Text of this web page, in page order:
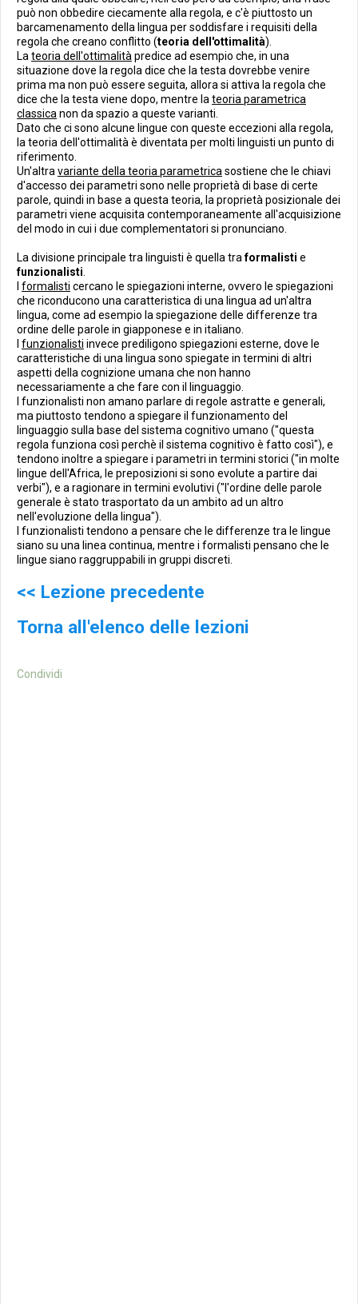
può non obbedire ciecamente alla regola, e c'è piuttosto un
barcamenamento della lingua per soddisfare i requisiti della
regola che creano conflitto (teoria dell'ottimalità).
La teoria dell'ottimalità predice ad esempio che, in una
situazione dove la regola dice che la testa dovrebbe venire
prima ma non può essere seguita, allora si attiva la regola che
dice che la testa viene dopo, mentre la teoria parametrica
classica non da spazio a queste varianti.
Dato che ci sono alcune lingue con queste eccezioni alla regola,
la teoria dell'ottimalità è diventata per molti linguisti un punto di
riferimento.
Un'altra variante della teoria parametrica sostiene che le chiavi
d'accesso dei parametri sono nelle proprietà di base di certe
parole, quindi in base a questa teoria, la proprietà posizionale dei
parametri viene acquisita contemporaneamente all'acquisizione
del modo in cui i due complementatori si pronunciano.
La divisione principale tra linguisti è quella traformalisti e
funzionalisti
formalisti cercano le spiegazioni interne, ovvero le spiegazioni
che riconducono una caratteristica di una lingua ad un'altra
lingua, come ad esempio la spiegazione delle differenze tra
ordine delle parole in giapponese e in italiano.
funzionalisti invece prediligono spiegazioni esterne, dove le
caratteristiche di una lingua sono spiegate in termini di altri
aspetti della cognizione umana che non hanno
necessariamente a che fare con il linguaggio.
I funzionalisti non amano parlare di regole astratte e generali,
ma piuttosto tendono a spiegare il funzionamento del
linguaggio sulla base del sistema cognitivo umano ("questa
regola funziona così perchè il sistema cognitivo è fatto così"), e
tendono inoltre a spiegare i parametri in termini storici ("in molte
lingue dell'Africa, le preposizioni si sono evolute a partire dai
verbi"), e a ragionare in termini evolutivi ("l'ordine delle parole
generale è stato trasportato da un ambito ad un altro
nell'evoluzione della lingua").
I funzionalisti tendono a pensare che le differenze tra le lingue
siano su una linea continua, mentre i formalisti pensano che le
lingue siano raggruppabili in gruppi discreti.
<< Lezione precedente
Torna all'elenco delle lezioni
Condividi